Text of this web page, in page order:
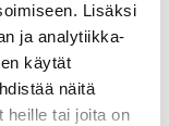
Lisäksi
ja analytiikka-
käytät
näitä
heille tai joita on